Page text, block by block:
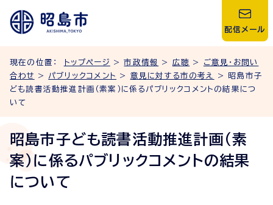
配信メール
現在の位置： トップページ >市政情報 > 広聴 > ご意見・お問い
合わせ
> パブリックコメント > 意見に対する市の考え
> 昭島市子
ども読書活動推進計画（素案）に係るパブリックコメントの結果につ
いて
昭島市子ども読書活動推進計画（素
案）に係るパブリックコメントの結果
について